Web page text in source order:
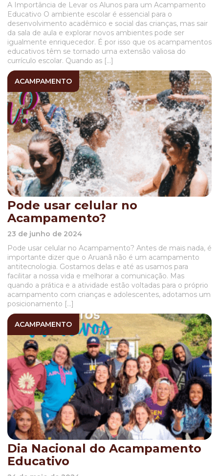
A Importância de Levar os Alunos para um Acampamento
Educativo O ambiente escolar é essencial para o
desenvolvimento acadêmico e social das crianças, mas sair
da sala de aula e explorar novos ambientes pode ser
igualmente enriquecedor. É por isso que os acampamentos
educativos têm se tornado uma extensão valiosa do
currículo escolar. Quando as […]
ACAMPAMENTO
Pode usar celular no
Acampamento?
23 de junho de 2024
Pode usar celular no Acampamento? Antes de mais nada, é
importante dizer que o Aruanã não é um acampamento
antitecnologia. Gostamos delas e até as usamos para
facilitar a nossa vida e melhorar a comunicação. Mas
quando a prática e a atividade estão voltadas para o próprio
acampamento com crianças e adolescentes, adotamos um
posicionamento […]
ACAMPAMENTO
Dia Nacional do Acampamento
Educativo